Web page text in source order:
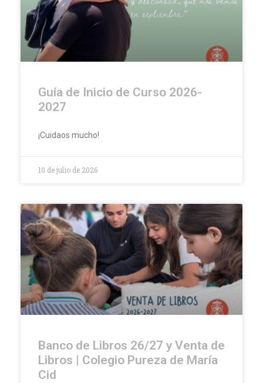
Guía de Inicio de Curso 2026-
2027
¡Cuidaos mucho!
10 de julio de 2026
Banco de Libros 26/27 y Venta de
Libros | Colegio Pureza de María
Cid